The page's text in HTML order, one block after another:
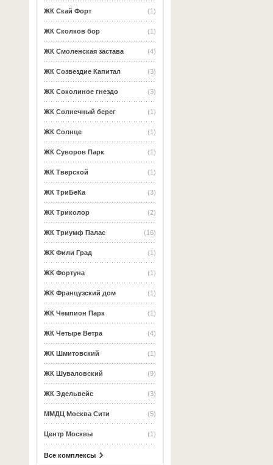
(1)
ЖК Скай Форт
(1)
ЖК Сколков бор
(4)
ЖК Смоленская застава
(3)
ЖК Созвездие Капитал
(3)
ЖК Соколиное гнездо
(1)
ЖК Солнечный берег
(1)
ЖК Солнце
(1)
ЖК Суворов Парк
(1)
ЖК Тверской
(3)
ЖК ТриБеКа
(2)
ЖК Триколор
(16)
ЖК Триумф Палас
(1)
ЖК Фили Град
(1)
ЖК Фортуна
(1)
ЖК Французский дом
(1)
ЖК Чемпион Парк
(4)
ЖК Четыре Ветра
(1)
ЖК Шмитовский
(9)
ЖК Шуваловский
(3)
ЖК Эдельвейс
(5)
ММДЦ Москва Сити
(1)
Центр Москвы
Все комплексы